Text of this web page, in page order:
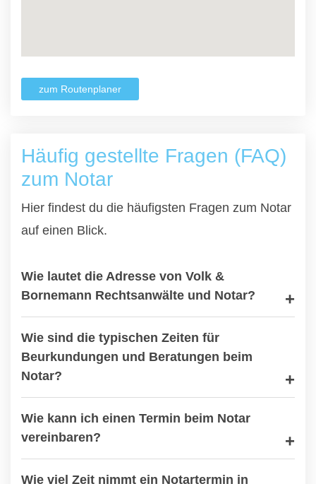
zum Routenplaner
Häufig gestellte Fragen (FAQ)
zum Notar
Hier findest du die häufigsten Fragen zum Notar
auf einen Blick.
Wie lautet die Adresse von Volk &
Bornemann Rechtsanwälte und Notar?
Wie sind die typischen Zeiten für
Beurkundungen und Beratungen beim
Notar?
Wie kann ich einen Termin beim Notar
vereinbaren?
Wie viel Zeit nimmt ein Notartermin in